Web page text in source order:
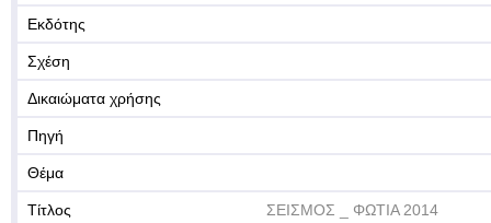
Εκδότης
Σχέση
Δικαιώματα χρήσης
Πηγή
Θέμα
Τίτλος ΣΕΙΣΜΟΣ _ ΦΩΤΙΑ 2014